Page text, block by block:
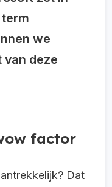
we
van deze
factor
Dat